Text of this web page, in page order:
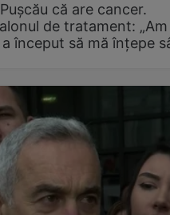
că are cancer.
de tratament:
început să mă înțepe